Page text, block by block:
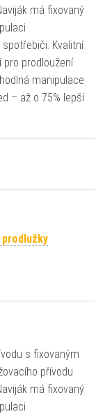
má fixovaný
Kvalitní
pro prodloužení
manipulace
– až o 75% lepší
prodlužky
s fixovaným
přívodu
má fixovaný